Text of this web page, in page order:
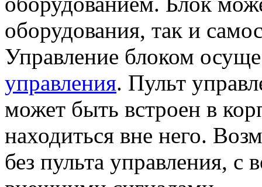
оборудования, так и
Управление блоком
управления. Пульт
может быть встроен в
находиться вне него.
без пульта управления,